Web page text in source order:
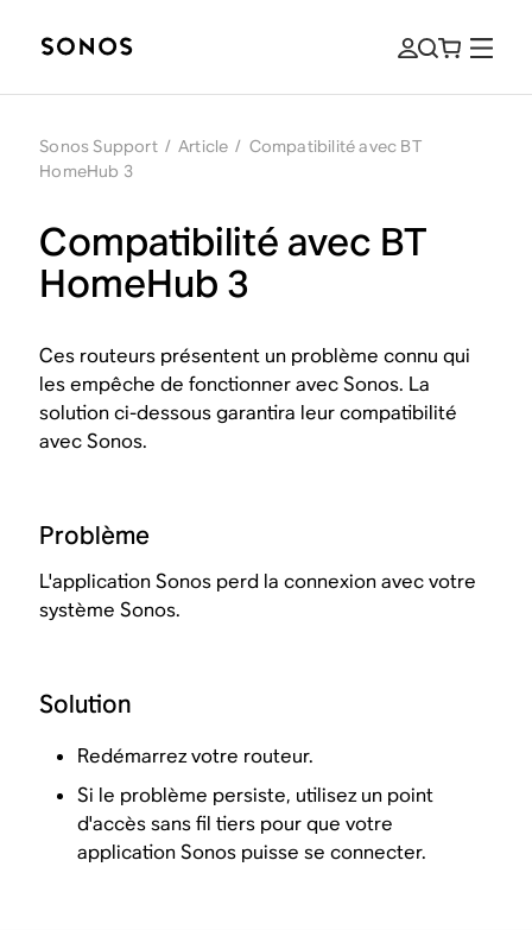
Sonos Support / Article / Compatibilité avec BT
HomeHub 3
Compatibilité avec BT
HomeHub 3
Ces routeurs présentent un problème connu qui
les empêche de fonctionner avec Sonos. La
solution ci-dessous garantira leur compatibilité
avec Sonos.
Problème
L'application Sonos perd la connexion avec votre
système Sonos.
Solution
Redémarrez votre routeur.
Si le problème persiste, utilisez un point
d'accès sans fil tiers pour que votre
application Sonos puisse se connecter.